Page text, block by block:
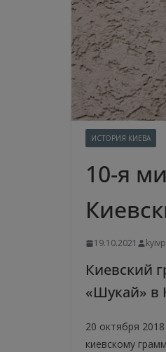
ИСТОРИЯ КИЕВА
10-я
19.10.2021
Киевский
«Шукай» в
20 октября
киевскому